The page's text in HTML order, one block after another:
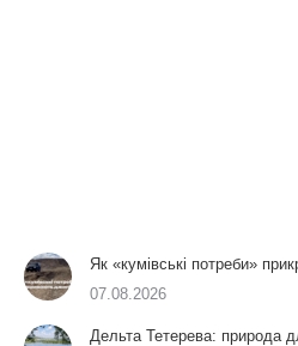
Як «кумівські потреби»
07.08.2026
Дельта Тетерева: природа